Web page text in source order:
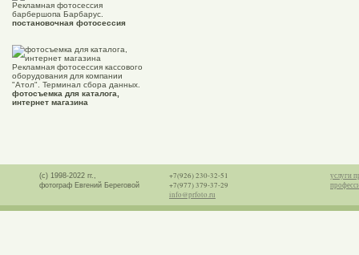
Рекламная фотосессия
барбершопа Барбарус.
постановочная фотосессия
Рекламная фотосессия кассового
оборудования для компании
"Атол". Терминал сбора данных.
фотосъемка для каталога,
интернет магазина
(с) 1998-2022 гг.,
фотограф Евгений Береговой
+7(926) 230-32-51
+7(977) 379-37-29
info@prfoto.ru
услуги